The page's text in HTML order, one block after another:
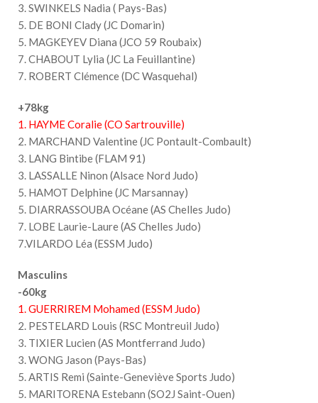
3. SWINKELS Nadia ( Pays-Bas)
5. DE BONI Clady (JC Domarin)
5. MAGKEYEV Diana (JCO 59 Roubaix)
7. CHABOUT Lylia (JC La Feuillantine)
7. ROBERT Clémence (DC Wasquehal)
+78kg
1. HAYME Coralie (CO Sartrouville)
2. MARCHAND Valentine (JC Pontault-Combault)
3. LANG Bintibe (FLAM 91)
3. LASSALLE Ninon (Alsace Nord Judo)
5. HAMOT Delphine (JC Marsannay)
5. DIARRASSOUBA Océane (AS Chelles Judo)
7. LOBE Laurie-Laure (AS Chelles Judo)
7.VILARDO Léa (ESSM Judo)
Masculins
-60kg
1. GUERRIREM Mohamed (ESSM Judo)
2. PESTELARD Louis (RSC Montreuil Judo)
3. TIXIER Lucien (AS Montferrand Judo)
3. WONG Jason (Pays-Bas)
5. ARTIS Remi (Sainte-Geneviève Sports Judo)
5. MARITORENA Estebann (SO2J Saint-Ouen)